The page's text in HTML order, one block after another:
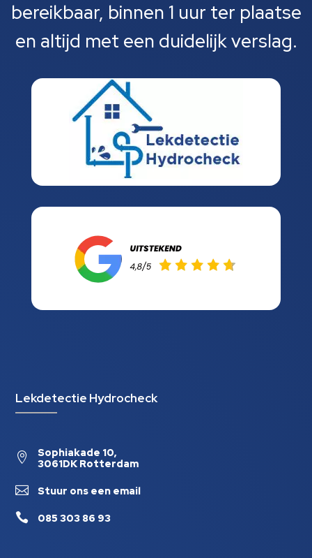
bereikbaar, binnen 1 uur ter plaatse
en altijd met een duidelijk verslag.
Lekdetectie Hydrocheck

Sophiakade 10,
3061DK Rotterdam
 Stuur ons een email
 085 303 86 93